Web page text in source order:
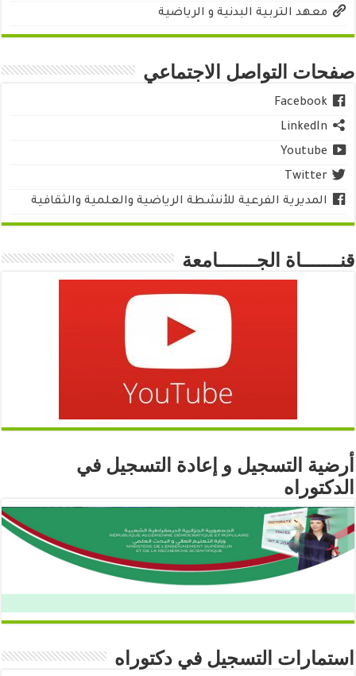
معهد التربية البدنية و الرياضية
صفحات التواصل الاجتماعي
Facebook
LinkedIn
Youtube
Twitter
المديرية الفرعية للأنشطة الرياضية والعلمية والثقافية
قنـــــــاة الجـــــــامعة
أرضية التسجيل و إعادة التسجيل في
الدكتوراه
استمارات التسجيل في دكتوراه